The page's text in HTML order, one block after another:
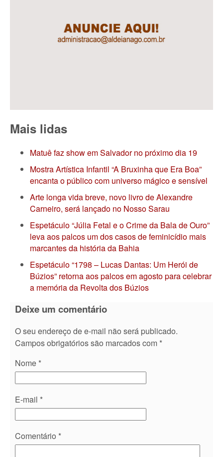
Mais lidas
Matuê faz show em Salvador no próximo dia 19
Mostra Artística Infantil “A Bruxinha que Era Boa”
encanta o público com universo mágico e sensível
Arte longa vida breve, novo livro de Alexandre
Carneiro, será lançado no Nosso Sarau
Espetáculo “Júlia Fetal e o Crime da Bala de Ouro”
leva aos palcos um dos casos de feminicídio mais
marcantes da história da Bahia
Espetáculo “1798 – Lucas Dantas: Um Herói de
Búzios” retorna aos palcos em agosto para celebrar
a memória da Revolta dos Búzios
Deixe um comentário
O seu endereço de e-mail não será publicado.
Campos obrigatórios são marcados com *
Nome *
E-mail *
Comentário *